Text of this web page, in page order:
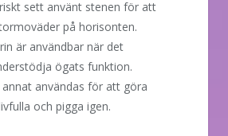
sett använt stenen för att
på horisonten.
är användbar när det
ögats funktion.
annat användas för att göra
och pigga igen.